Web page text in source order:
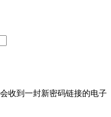
收到一封新密码链接的电子